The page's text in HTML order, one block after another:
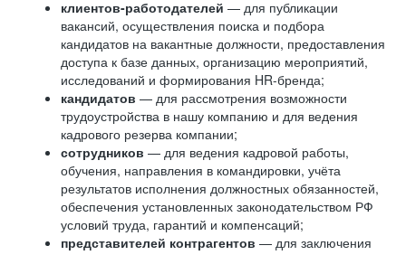
клиентов-работодателей — для публикации
вакансий, осуществления поиска и подбора
кандидатов на вакантные должности, предоставления
доступа к базе данных, организацию мероприятий,
исследований и формирования HR-бренда;
кандидатов — для рассмотрения возможности
трудоустройства в нашу компанию и для ведения
кадрового резерва компании;
сотрудников — для ведения кадровой работы,
обучения, направления в командировки, учёта
результатов исполнения должностных обязанностей,
обеспечения установленных законодательством РФ
условий труда, гарантий и компенсаций;
представителей контрагентов — для заключения